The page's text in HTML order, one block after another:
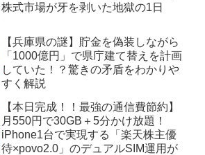
株式市場が牙を剥いた地獄の1日
【兵庫県の謎】貯金を偽装しながら
「1000億円」で県庁建て替えを計画
していた！？驚きの矛盾をわかりや
すく解説
【本日完成！！最強の通信費節約】
月550円で30GB＋5分かけ放題！
iPhone1台で実現する「楽天株主優
待×povo2.0」のデュアルSIM運用が